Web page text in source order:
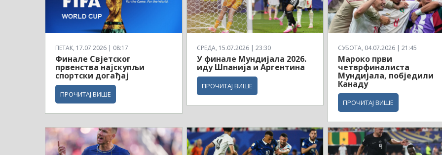
ПЕТАК, 17.07.2026 | 08:17
Финале Свјетског
првенства најскупљи
спортски догађај
ПРОЧИТАЈ ВИШЕ
СРЕДА, 15.07.2026 | 23:30
У финале Мундијала 2026.
иду Шпанија и Аргентина
ПРОЧИТАЈ ВИШЕ
СУБОТА, 04.07.2026 | 21:45
Мароко први
четврфиналиста
Мундијала, побједили
Канаду
ПРОЧИТАЈ ВИШЕ